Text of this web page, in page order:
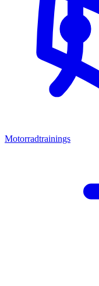
Motorradtrainings